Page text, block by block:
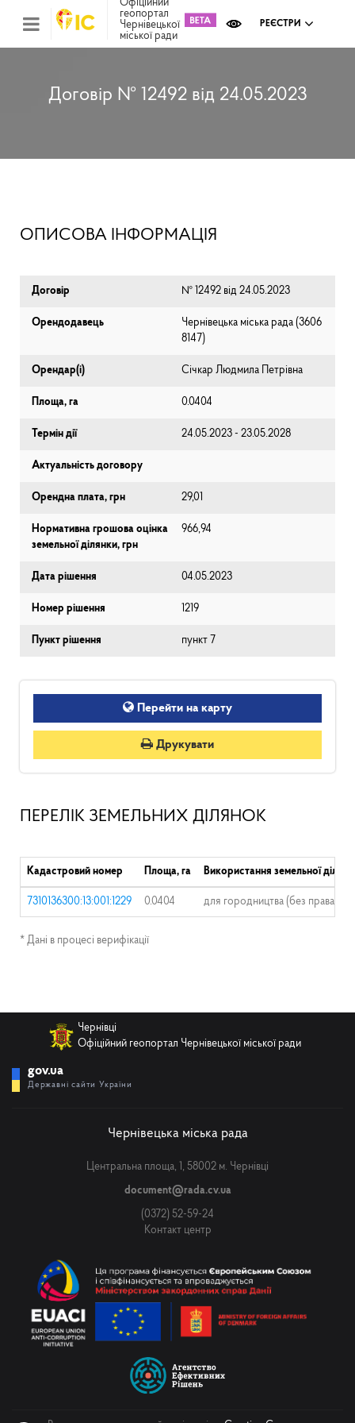
Офіційний
геопортал
Чернівецької
міської ради
РЕЄСТРИ
Договір № 12492 від 24.05.2023
ОПИСОВА ІНФОРМАЦІЯ
Договір № 12492 від 24.05.2023
Орендодавець
Чернівецька міська рада (⁨3606
8147⁩)
Орендар(і) Січкар Людмила Петрівна
Площа, га 0.0404
Термін дії 24.05.2023 - 23.05.2028
Актуальність договору
Орендна плата, грн 29,01
Нормативна грошова оцінка
земельної ділянки, грн
966,94
Дата рішення 04.05.2023
Номер рішення 1219
Пункт рішення пункт 7
Перейти на карту
Друкувати
ПЕРЕЛІК ЗЕМЕЛЬНИХ ДІЛЯНОК
Кадастровий номер Площа, га Використання земельної
7310136300:13:001:1229 0.0404 для городництва (без права
* Дані в процесі верифікації
Чернівці
Офіційний геопортал Чернівецької міської ради
gov.ua
Державні сайти України
Чернівецька міська рада
Центральна площа, 1, 58002 м. Чернівці
document@rada.cv.ua
(0372) 52-59-24
Контакт центр